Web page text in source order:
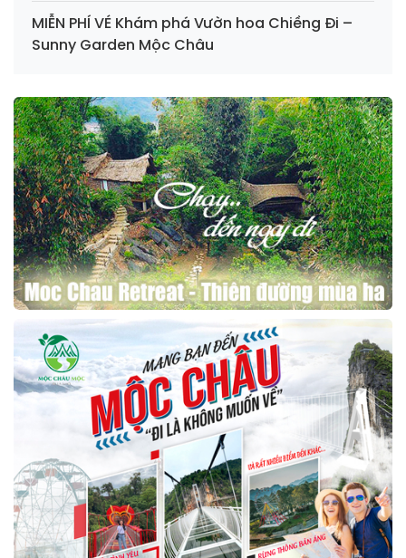
MIỄN PHÍ VÉ Khám phá Vườn hoa Chiềng Đi –
Sunny Garden Mộc Châu